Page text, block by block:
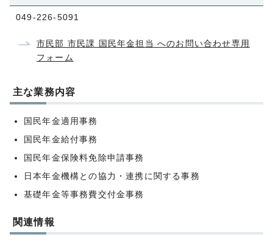
049-226-5091
市民部 市民課 国民年金担当 へのお問い合わせ専用
フォーム
主な業務内容
国民年金適用事務
国民年金給付事務
国民年金保険料免除申請事務
日本年金機構との協力・連携に関する事務
基礎年金等事務費交付金事務
関連情報